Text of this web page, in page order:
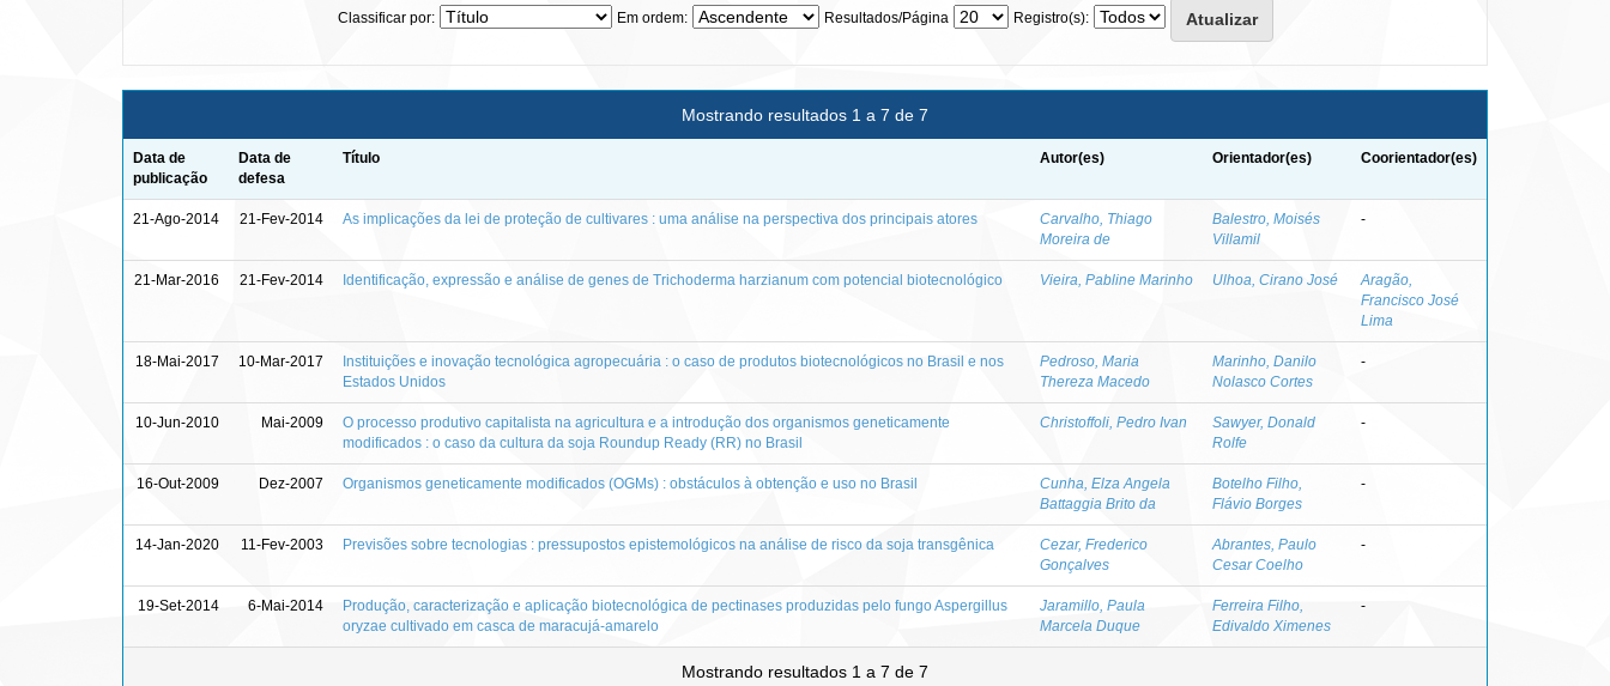
Classificar por: Em ordem: Resultados/Página Registro(s):
Mostrando resultados 1 a 7 de 7
Data de
publicação
Data de
defesa
Título Autor(es) Orientador(es) Coorientador(es)
21-Ago-2014 21-Fev-2014 As implicações da lei de proteção de cultivares : uma análise na perspectiva dos principais atores
Carvalho, Thiago
Moreira de
Balestro, Moisés
Villamil
-
21-Mar-2016 21-Fev-2014 Identificação, expressão e análise de genes de Trichoderma harzianum com potencial biotecnológico Vieira, Pabline Marinho Ulhoa, Cirano José
Aragão,
Francisco José
Lima
18-Mai-2017 10-Mar-2017
Instituições e inovação tecnológica agropecuária : o caso de produtos biotecnológicos no Brasil e nos
Estados Unidos
Pedroso, Maria
Thereza Macedo
Marinho, Danilo
Nolasco Cortes
-
10-Jun-2010 Mai-2009
O processo produtivo capitalista na agricultura e a introdução dos organismos geneticamente
modificados : o caso da cultura da soja Roundup Ready (RR) no Brasil
Christoffoli, Pedro Ivan
Sawyer, Donald
Rolfe
-
16-Out-2009 Dez-2007 Organismos geneticamente modificados (OGMs) : obstáculos à obtenção e uso no Brasil
Cunha, Elza Angela
Battaggia Brito da
Botelho Filho,
Flávio Borges
-
14-Jan-2020 11-Fev-2003 Previsões sobre tecnologias : pressupostos epistemológicos na análise de risco da soja transgênica
Cezar, Frederico
Gonçalves
Abrantes, Paulo
Cesar Coelho
-
19-Set-2014 6-Mai-2014
Produção, caracterização e aplicação biotecnológica de pectinases produzidas pelo fungo Aspergillus
oryzae cultivado em casca de maracujá-amarelo
Jaramillo, Paula
Marcela Duque
Ferreira Filho,
Edivaldo Ximenes
-
Mostrando resultados 1 a 7 de 7